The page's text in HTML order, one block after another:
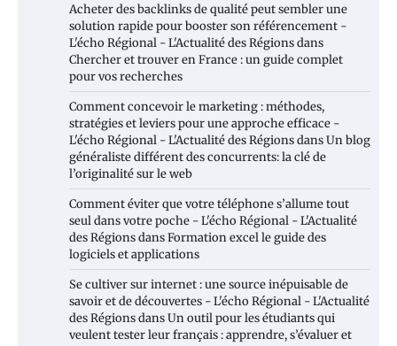
Acheter des backlinks de qualité peut sembler une
solution rapide pour booster son référencement -
L'écho Régional - L'Actualité des Régionsdans
Chercher et trouver en France : un guide complet
pour vos recherches
Comment concevoir le marketing : méthodes,
stratégies et leviers pour une approche efficace -
L'écho Régional - L'Actualité des RégionsdansUn blog
généraliste différent des concurrents: la clé de
l’originalité sur le web
Comment éviter que votre téléphone s’allume tout
seul dans votre poche - L'écho Régional - L'Actualité
des RégionsdansFormation excel le guide des
logiciels et applications
Se cultiver sur internet : une source inépuisable de
savoir et de découvertes - L'écho Régional - L'Actualité
des RégionsdansUn outil pour les étudiants qui
veulent tester leur français : apprendre, s’évaluer et